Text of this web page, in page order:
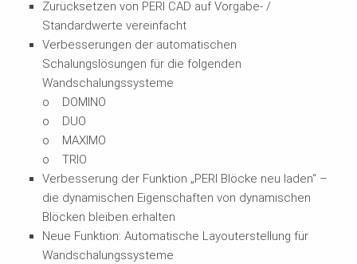
Zurücksetzen von PERI CAD auf Vorgabe- /
Standardwerte vereinfacht
Verbesserungen der automatischen
Schalungslösungen für die folgenden
Wandschalungssysteme
o DOMINO
o DUO
o MAXIMO
o TRIO
Verbesserung der Funktion „PERI Blöcke neu laden“ –
die dynamischen Eigenschaften von dynamischen
Blöcken bleiben erhalten
Neue Funktion: Automatische Layouterstellung für
Wandschalungssysteme